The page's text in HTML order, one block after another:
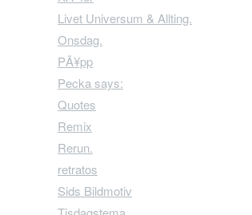
Livet Universum & Allting.
Onsdag.
PÃ¥pp
Pecka says:
Quotes
Remix
Rerun.
retratos
Sids Bildmotiv